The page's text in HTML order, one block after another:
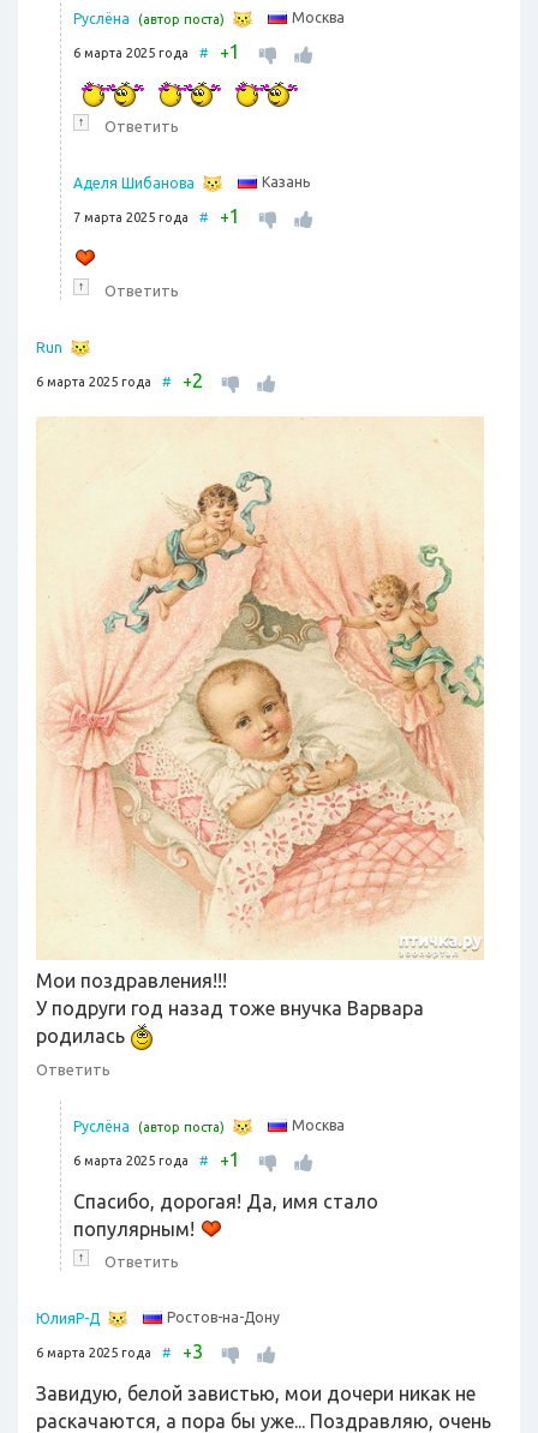
Руслёна (автор поста) Москва
6 марта 2025 года # +1
↑ Ответить
Аделя Шибанова Казань
7 марта 2025 года # +1
↑ Ответить
Run
6 марта 2025 года # +2
Мои поздравления!!!
У подруги год назад тоже внучка Варвара
родилась
Ответить
Руслёна (автор поста) Москва
6 марта 2025 года # +1
Спасибо, дорогая! Да, имя стало
популярным!
↑ Ответить
ЮлияР-Д Ростов-на-Дону
6 марта 2025 года # +3
Завидую, белой завистью, мои дочери никак не
раскачаются, а пора бы уже... Поздравляю, очень